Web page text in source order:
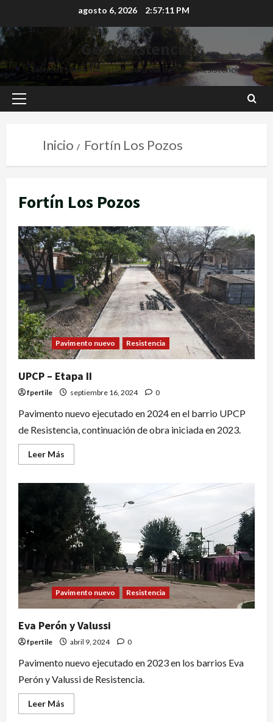
agosto 6, 2026 2:57:12 PM
Georesistencia
Noticias sobre infraestructura vial del Gran Resistencia
Inicio Fortín Los Pozos
Fortín Los Pozos
Pavimento nuevo Resistencia
UPCP – Etapa II
fpertile septiembre 16, 2024 0
Pavimento nuevo ejecutado en 2024 en el barrio UPCP
de Resistencia, continuación de obra iniciada en 2023.
Leer Más
Pavimento nuevo Resistencia
Eva Perón y Valussi
fpertile abril 9, 2024 0
Pavimento nuevo ejecutado en 2023 en los barrios Eva
Perón y Valussi de Resistencia.
Leer Más